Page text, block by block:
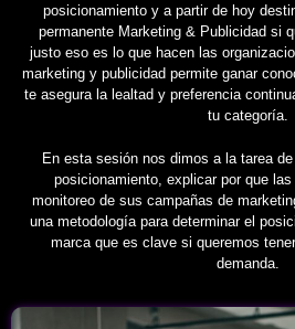
posicionamiento y a partir de hoy
permanente Marketing & Publicidad si
justo eso es lo que hacen las
marketing y publicidad permite ganar
te asegura la lealtad y preferencia
tu categoría.
En esta sesión nos dimos a la tarea
posicionamiento, explicar por que
monitoreo de sus campañas de
una metodología para determinar el
marca que es clave si queremos
demanda.